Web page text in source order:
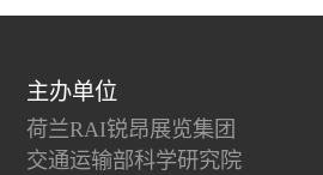
主办单位
荷兰RAI锐昂展览集团
交通运输部科学研究院